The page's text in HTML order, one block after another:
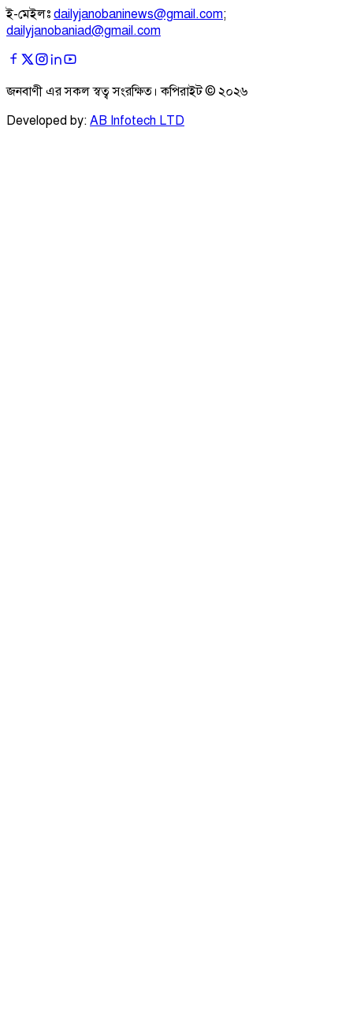
ই-মেইলঃ dailyjanobaninews@gmail.com;
dailyjanobaniad@gmail.com
জনবাণী এর সকল স্বত্ব সংরক্ষিত। কপিরাইট © ২০২৬
Developed by: AB Infotech LTD